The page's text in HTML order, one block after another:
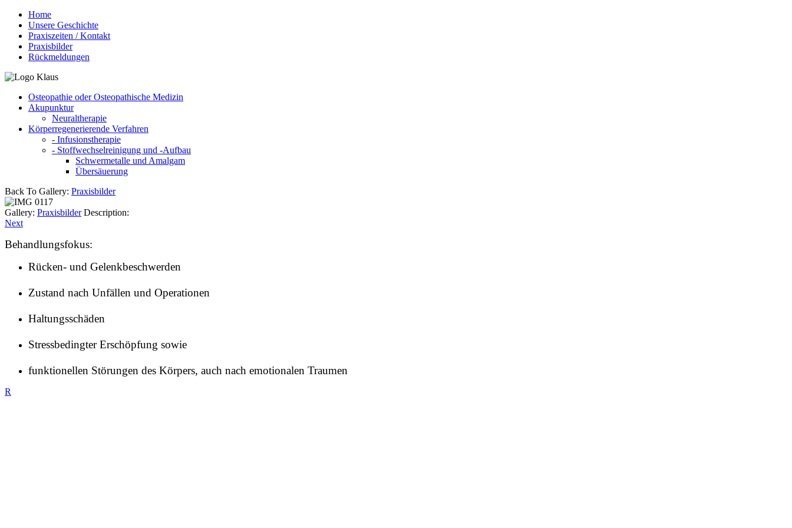
Home
Unsere Geschichte
Praxiszeiten / Kontakt
Praxisbilder
Rückmeldungen
Osteopathie oder Osteopathische Medizin
Akupunktur
Neuraltherapie
Körperregenerierende Verfahren
- Infusionstherapie
- Stoffwechselreinigung und -Aufbau
Schwermetalle und Amalgam
Übersäuerung
Back To Gallery: Praxisbilder
Gallery: Praxisbilder Description:
Next
Behandlungsfokus:
Rücken- und Gelenkbeschwerden
Zustand nach Unfällen und Operationen
Haltungsschäden
Stressbedingter Erschöpfung sowie
funktionellen Störungen des Körpers, auch nach emotionalen Traumen
R